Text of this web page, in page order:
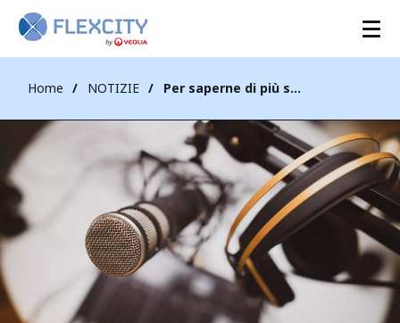
Home NOTIZIE Per saperne di più sul nostro webinar aFRR